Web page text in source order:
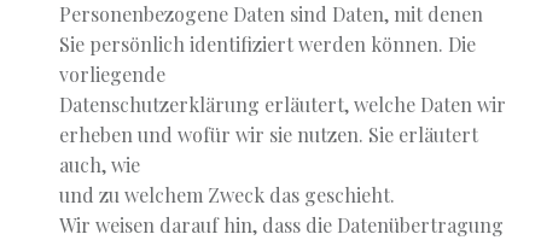
Personenbezogene Daten sind Daten, mit denen
Sie persönlich identifiziert werden können. Die
vorliegende
Datenschutzerklärung erläutert, welche Daten wir
erheben und wofür wir sie nutzen. Sie erläutert
auch, wie
und zu welchem Zweck das geschieht.
Wir weisen darauf hin, dass die Datenübertragung